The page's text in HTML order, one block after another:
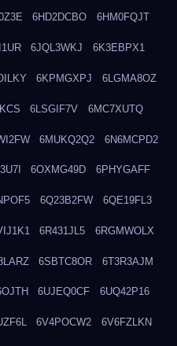
6HD2DCBO 6HM0FQJT
6JQL3WKJ 6K3EBPX1
6KPMGXPJ 6LGMA8OZ
6LSGIF7V 6MC7XUTQ
6MUKQ2Q2 6N6MCPD2
6OXMG49D 6PHYGAFF
6Q23B2FW 6QE19FL3
6R431JL5 6RGMWOLX
6SBTC8OR 6T3R3AJM
6UJEQ0CF 6UQ42P16
6V4POCW2 6V6FZLKN